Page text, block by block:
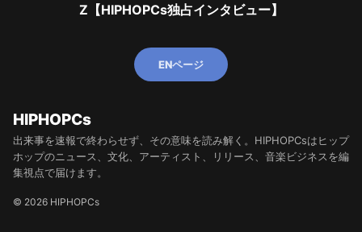
Z【HIPHOPCs独占インタビュー】
ENページ
HIPHOPCs
出来事を速報で終わらせず、その意味を読み解く。HIPHOPCsはヒップ
ホップのニュース、文化、アーティスト、リリース、音楽ビジネスを編
集視点で届けます。
© 2026 HIPHOPCs